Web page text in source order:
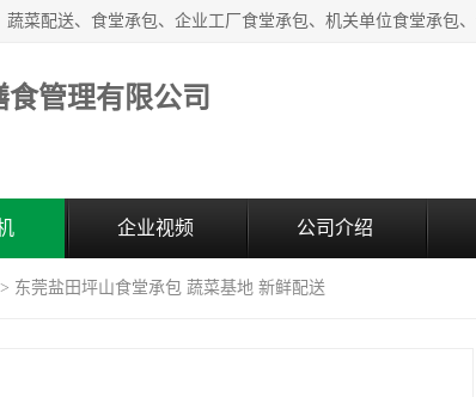
管理有限公司
企业视频 公司介绍
> 东莞盐田坪山食堂承包 蔬菜基地 新鲜配送